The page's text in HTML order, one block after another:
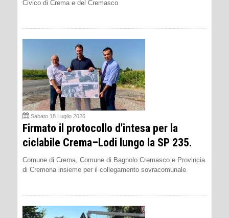
Civico di Crema e del Cremasco
Sabato 18 Luglio 2026
Firmato il protocollo d'intesa per la
ciclabile Crema–Lodi lungo la SP 235.
Comune di Crema, Comune di Bagnolo Cremasco e Provincia
di Cremona insieme per il collegamento sovracomunale